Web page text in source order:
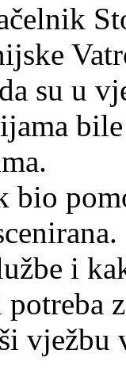
su u
bio
i
vježbu